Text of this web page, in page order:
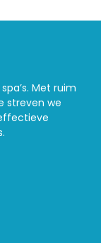
Met ruim
streven we